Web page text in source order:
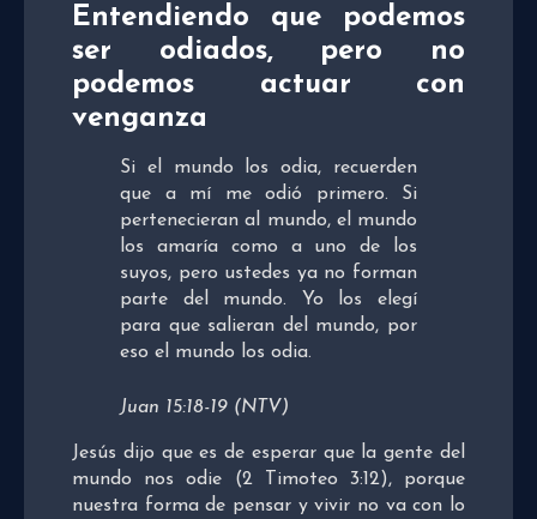
Entendiendo que podemos
ser odiados, pero no
podemos actuar con
venganza
Si el mundo los odia, recuerden
que a mí me odió primero. Si
pertenecieran al mundo, el mundo
los amaría como a uno de los
suyos, pero ustedes ya no forman
parte del mundo. Yo los elegí
para que salieran del mundo, por
eso el mundo los odia.
Juan 15:18-19 (NTV)
Jesús dijo que es de esperar que la gente del
mundo nos odie (2 Timoteo 3:12), porque
nuestra forma de pensar y vivir no va con lo